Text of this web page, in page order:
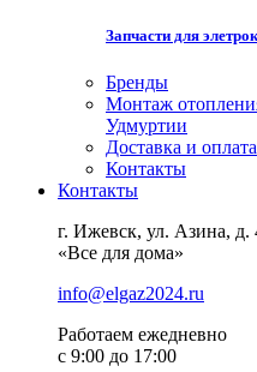
Запчасти для
Бренды
Монтаж
Удмуртии
Доставка и оплата
Контакты
Контакты
г. Ижевск, ул. Азина, д.
«Все для дома»
info@elgaz2024.ru
Работаем eжедневно
с 9:00 до 17:00